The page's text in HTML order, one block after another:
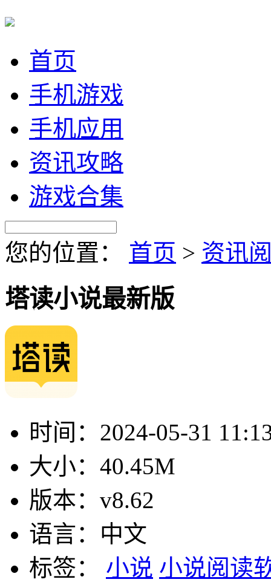
首页
手机游戏
手机应用
资讯攻略
游戏合集
您的位置： 首页 > 资讯
塔读小说最新版
时间： 2024-05-31
大小： 40.45M
版本： v8.62
语言： 中文
标签：
小说 小说阅读